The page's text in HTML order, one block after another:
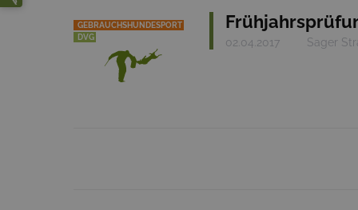
GEBRAUCHSHUNDESPORT
DVG
02.04.2017 Sager